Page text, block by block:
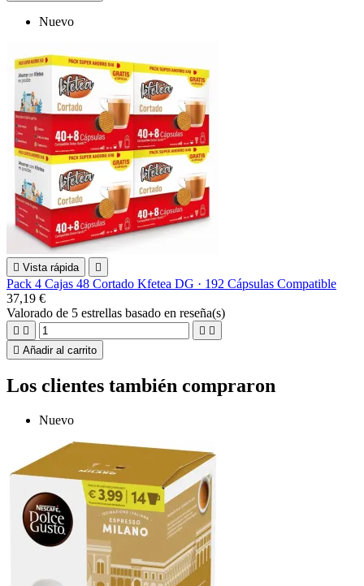
Nuevo
 Vista rápida 
Pack 4 Cajas 48 Cortado Kfetea DG · 192 Cápsulas Compatible
37,19 €
Valorado de 5 estrellas basado en reseña(s)
   
 Añadir al carrito
Los clientes también compraron
Nuevo